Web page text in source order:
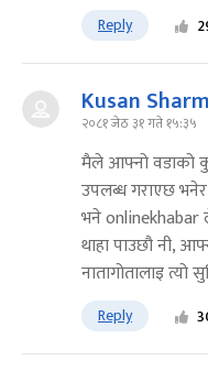
Reply
Kusan
२०८१ जेठ ३१ गते १५:३५
मैले आफ्नो वडाको
उपलब्ध गराएछ
भने onlinekhabar
थाहा पाउछौ नी,
नातागोतालाइ त्यो
Reply